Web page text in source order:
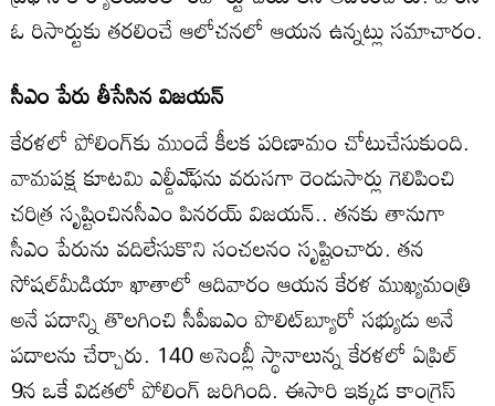
ఓ రిసార్టుకు తరలించే ఆలోచనలో ఆయన ఉన్నట్లు సమాచారం.
సీఎం పేరు తీసేసిన విజయన్‌
కేరళలో పోలింగ్‌కు ముందే కీలక పరిణామం చోటుచేసుకుంది.
వామపక్ష కూటమి ఎల్డీఎ్‌ఫను వరుసగా రెండుసార్లు గెలిపించి
చరిత్ర సృష్టించినసీఎం పినరయ్‌ విజయన్‌.. తనకు తానుగా
సీఎం పేరును వదిలేసుకొని సంచలనం సృష్టించారు. తన
సోషల్‌మీడియా ఖాతాలో ఆదివారం ఆయన కేరళ ముఖ్యమంత్రి
అనే పదాన్ని తొలగించి సీపీఐఎం పొలిట్‌బ్యూరో సభ్యుడు అనే
పదాలను చేర్చారు. 140 అసెంబ్లీ స్థానాలున్న కేరళలో ఏప్రిల్‌
9న ఒకే విడతలో పోలింగ్‌ జరిగింది. ఈసారి ఇక్కడ కాంగ్రెస్‌